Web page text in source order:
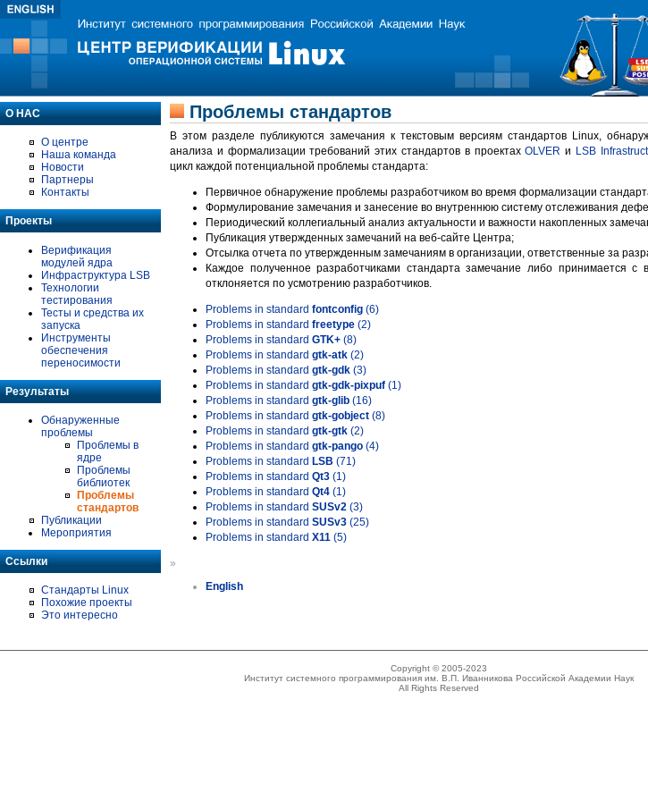
О НАС
О центре
Наша команда
Новости
Партнеры
Контакты
Проекты
Верификация
модулей ядра
Инфраструктура LSB
Технологии
тестирования
Тесты и средства их
запуска
Инструменты
обеспечения
переносимости
Результаты
Обнаруженные
проблемы
Проблемы в
ядре
Проблемы
библиотек
Проблемы
стандартов
Публикации
Мероприятия
Ссылки
Стандарты Linux
Похожие проекты
Это интересно
Проблемы стандартов
В этом разделе публикуются замечания к текстовым версиям стандартов Linux,
анализа и формализации требований этих стандартов в проектахOLVER и LSB
цикл каждой потенциальной проблемы стандарта:
Первичное обнаружение проблемы разработчиком во время формализации
Формулирование замечания и занесение во внутреннюю систему отслеживания
Периодический коллегиальный анализ актуальности и важности накопленных
Публикация утвержденных замечаний на веб-сайте Центра;
Отсылка отчета по утвержденным замечаниям в организации, ответственные за
Каждое полученное разработчиками стандарта замечание либо принимается с
отклоняется по усмотрению разработчиков.
Problems in standard fontconfig (6)
Problems in standard freetype (2)
Problems in standard GTK+ (8)
Problems in standard gtk-atk (2)
Problems in standard gtk-gdk (3)
Problems in standard gtk-gdk-pixpuf (1)
Problems in standard gtk-glib (16)
Problems in standard gtk-gobject (8)
Problems in standard gtk-gtk (2)
Problems in standard gtk-pango (4)
Problems in standard LSB (71)
Problems in standard Qt3 (1)
Problems in standard Qt4 (1)
Problems in standard SUSv2 (3)
Problems in standard SUSv3 (25)
Problems in standard X11 (5)
»
English
Copyright © 2005-2023
Институт системного программирования им. В.П. Иванникова Российской Академии Наук
All Rights Reserved